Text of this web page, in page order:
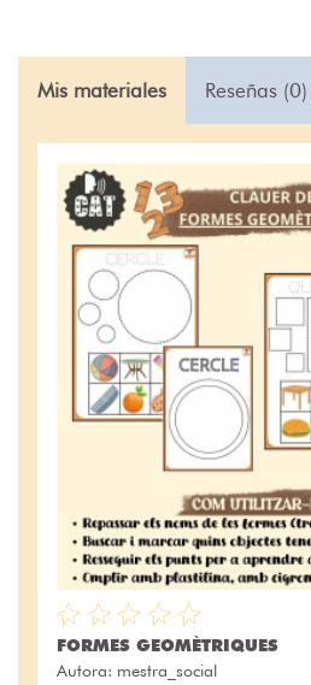
Mis materiales Reseñas (0)
FORMES GEOMÈTRIQUES
Autora: mestra_social